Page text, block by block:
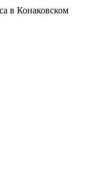
в Конаковском